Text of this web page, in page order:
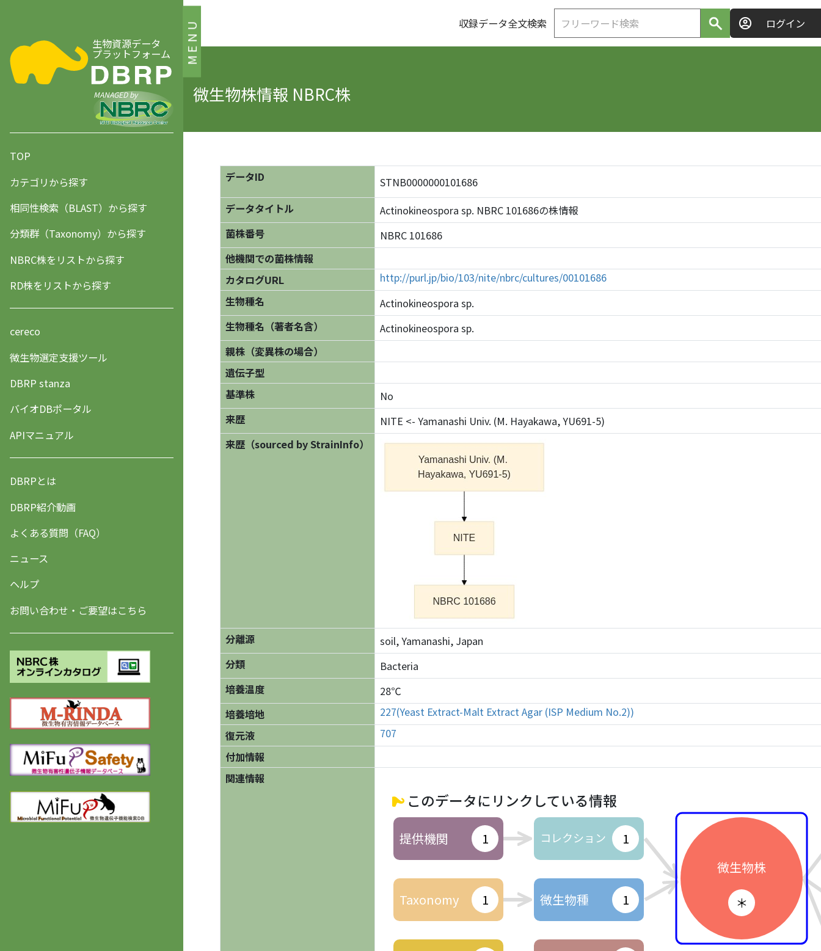
MENU
生物資源データ
プラットフォーム
MANAGED by
TOP
カテゴリから探す
相同性検索（BLAST）から探す
分類群（Taxonomy）から探す
NBRC株をリストから探す
RD株をリストから探す
cereco
微生物選定支援ツール
DBRP stanza
バイオDBポータル
APIマニュアル
DBRPとは
DBRP紹介動画
よくある質問（FAQ）
ニュース
ヘルプ
お問い合わせ・ご要望はこちら
収録データ全文検索 ログイン
微生物株情報 NBRC株
データID
STNB0000000101686
データタイトル
Actinokineospora sp. NBRC 101686の株情報
菌株番号
NBRC 101686
他機関での菌株情報
カタログURL
http://purl.jp/bio/103/nite/nbrc/cultures/00101686
生物種名
Actinokineospora sp.
生物種名（著者名含）
Actinokineospora sp.
親株（変異株の場合）
遺伝子型
基準株
No
来歴
NITE <- Yamanashi Univ. (M. Hayakawa, YU691-5)
来歴（sourced by StrainInfo）
分離源
soil, Yamanashi, Japan
分類
Bacteria
培養温度
28℃
培養培地
227(Yeast Extract-Malt Extract Agar (ISP Medium No.2))
復元液
707
付加情報
関連情報
このデータにリンクしている情報
提供機関 1
Taxonomy 1
コレクション 1
微生物種 1
微生物株
＊